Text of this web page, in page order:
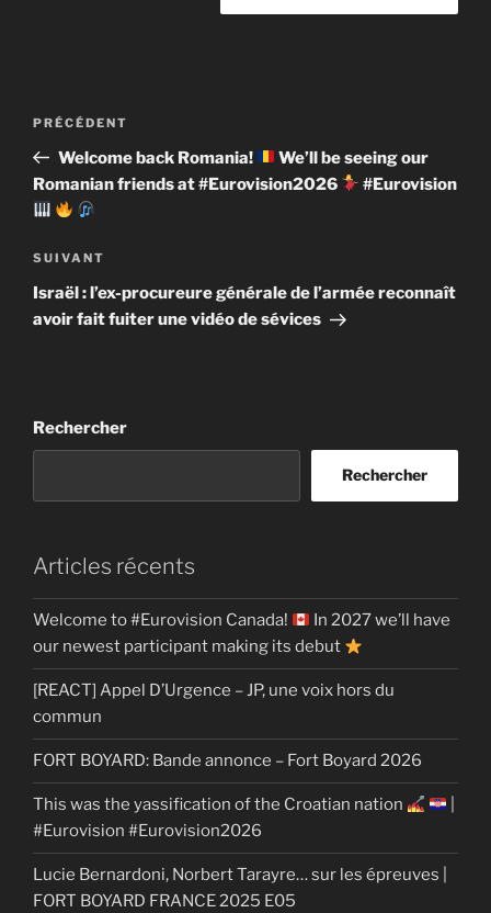
Navigation
l’article
Article
précédent
PRÉCÉDENT
Welcome back Romania!
We’ll be seeing our
Romanian friends at #Eurovision2026
#Eurovision
Article
suivant
SUIVANT
Israël : l’ex-procureure générale de l’armée reconnaît
avoir fait fuiter une vidéo de sévices
Rechercher
Rechercher
Articles récents
Welcome to #Eurovision Canada!
In 2027 we’ll have
our newest participant making its debut
[REACT] Appel D’Urgence – JP, une voix hors du
commun
FORT BOYARD: Bande annonce – Fort Boyard 2026
This was the yassification of the Croatian nation
#Eurovision #Eurovision2026
Lucie Bernardoni, Norbert Tarayre… sur les épreuves |
FORT BOYARD FRANCE 2025 E05